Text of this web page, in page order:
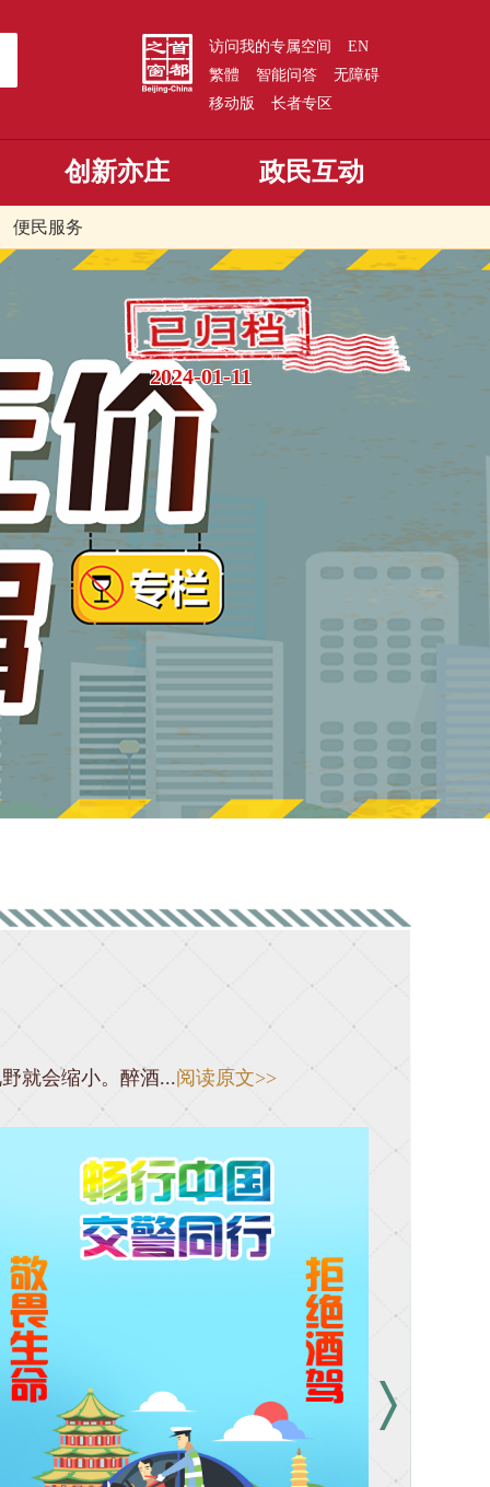
访问我的专属空间
EN
繁體
智能问答
无障碍
移动版
长者专区
便民服务
创新亦庄 政民互动
就会缩小。醉酒...阅读原文>>
2024-01-11